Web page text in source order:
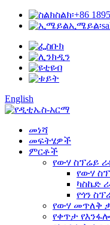
ስልክ፡+86
ኢሜይል፡
English
መነሻ
መፍትሄዎች
ምርቶች
የውሃ ስፕሬይ
የውሃ
ካስኬድ
የጎን
የውሃ መጥለቅ
የቀጥታ